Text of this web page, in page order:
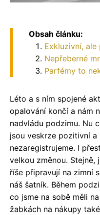
Obsah článku:
Exkluzivní,
Nepřeberné
Parfémy to
Léto a s ním spojené
opalování končí a nám
nadvládu podzimu. Nu
jsou veskrze pozitivní
nezaregistrujeme. I
velkou změnou.
říše připravují na zimní
náš šatník. Během
co jsme na sobě měli
žabkách na nákupy